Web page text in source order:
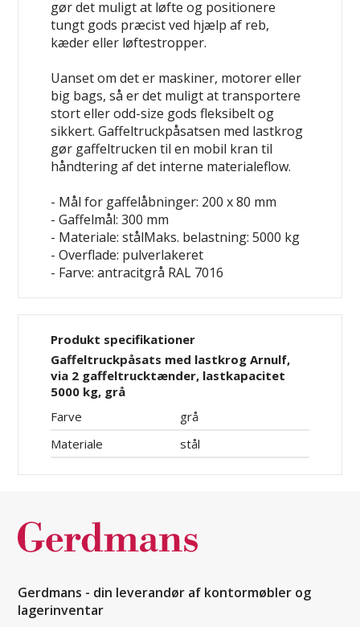
gør det muligt at løfte og positionere
tungt gods præcist ved hjælp af reb,
kæder eller løftestropper.
Uanset om det er maskiner, motorer eller
big bags, så er det muligt at transportere
stort eller odd-size gods fleksibelt og
sikkert. Gaffeltruckpåsatsen med lastkrog
gør gaffeltrucken til en mobil kran til
håndtering af det interne materialeflow.
- Mål for gaffelåbninger: 200 x 80 mm
- Gaffelmål: 300 mm
- Materiale: stålMaks. belastning: 5000 kg
- Overflade: pulverlakeret
- Farve: antracitgrå RAL 7016
Produkt specifikationer
Gaffeltruckpåsats med lastkrog Arnulf,
via 2 gaffeltrucktænder, lastkapacitet
5000 kg, grå
Farve
grå
Materiale
stål
Gerdmans - din leverandør af kontormøbler og
lagerinventar